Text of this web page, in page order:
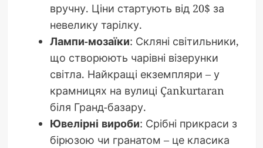
вручну. Ціни стартують від 20$ за
невелику тарілку.
Лампи-мозаїки: Скляні світильники,
що створюють чарівні візерунки
світла. Найкращі екземпляри – у
крамницях на вулиці Çankurtaran
біля Гранд-базару.
Ювелірні вироби: Срібні прикраси з
бірюзою чи гранатом – це класика